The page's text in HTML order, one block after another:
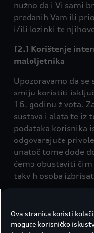
nužno da i Vi sami
predanih Vam ili
i/ili lozinki te
[2.] Korištenje
maloljetnika
Upozoravamo da se
smiju koristiti
16. godinu života.
sustava i alata te iz
podataka korisnika
odgovarajuće
unatoč tome dođe
ćemo obustaviti čim
takvih osoba
[3.1.] Podaci koje
Ova stranica koristi
moguće korisničko